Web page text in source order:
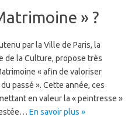
» ?
par la Ville de Paris, la
de la Culture, propose très
« afin de valoriser
passé ». Cette année, ces
en valeur la « peintresse »
En savoir plus »